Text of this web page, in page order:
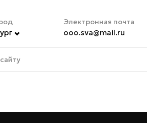
Электронная почта
ooo.sva@mail.ru